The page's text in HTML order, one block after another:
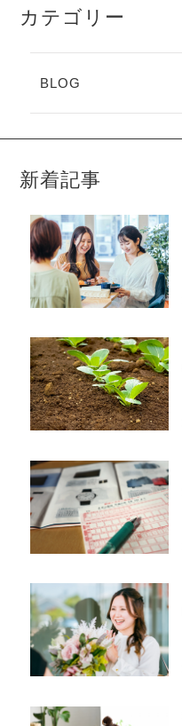
カテゴリー
BLOG
新着記事